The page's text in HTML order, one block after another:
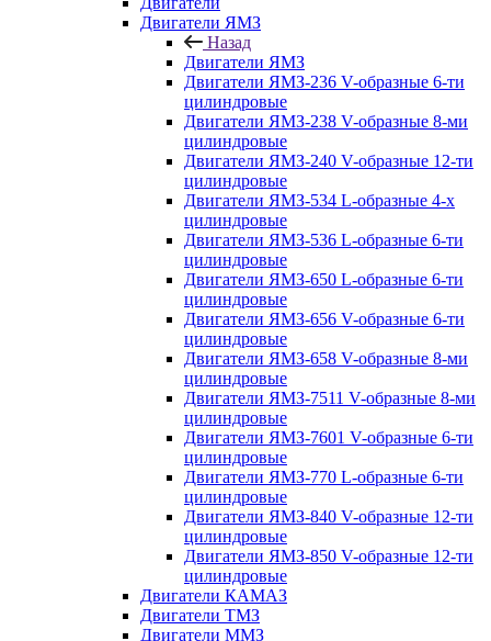
Двигатели ЯМЗ
Назад
Двигатели ЯМЗ
Двигатели ЯМЗ-236 V-образные 6-ти
цилиндровые
Двигатели ЯМЗ-238 V-образные 8-ми
цилиндровые
Двигатели ЯМЗ-240 V-образные 12-ти
цилиндровые
Двигатели ЯМЗ-534 L-образные 4-х
цилиндровые
Двигатели ЯМЗ-536 L-образные 6-ти
цилиндровые
Двигатели ЯМЗ-650 L-образные 6-ти
цилиндровые
Двигатели ЯМЗ-656 V-образные 6-ти
цилиндровые
Двигатели ЯМЗ-658 V-образные 8-ми
цилиндровые
Двигатели ЯМЗ-7511 V-образные 8-ми
цилиндровые
Двигатели ЯМЗ-7601 V-образные 6-ти
цилиндровые
Двигатели ЯМЗ-770 L-образные 6-ти
цилиндровые
Двигатели ЯМЗ-840 V-образные 12-ти
цилиндровые
Двигатели ЯМЗ-850 V-образные 12-ти
цилиндровые
Двигатели КАМАЗ
Двигатели ТМЗ
Двигатели ММЗ